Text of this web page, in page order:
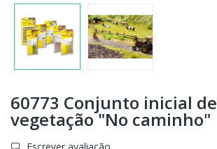
60773 Conjunto inicial de
vegetação "No caminho"
Escrever avaliação